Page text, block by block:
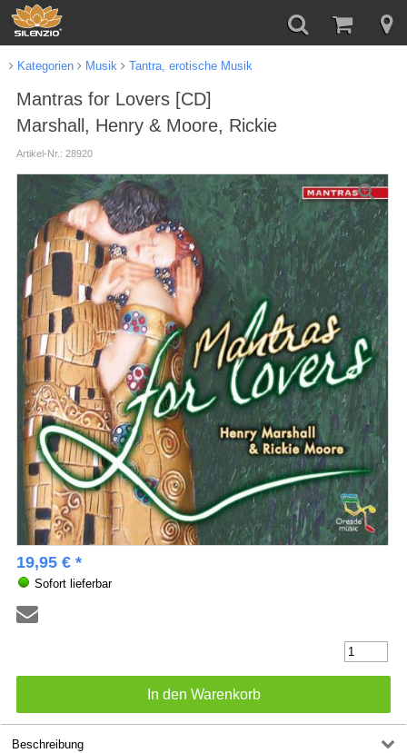
Kategorien Musik Tantra, erotische Musik
Mantras for Lovers [CD]
Marshall, Henry & Moore, Rickie
Artikel-Nr.: 28920
19,95 € *
Sofort lieferbar
Beschreibung